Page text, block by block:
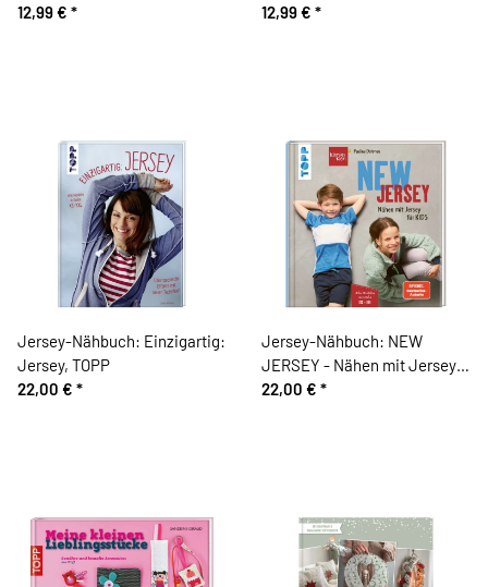
12,99 € *
12,99 € *
Jersey-Nähbuch: Einzigartig:
Jersey, TOPP
22,00 € *
Jersey-Nähbuch: NEW
JERSEY - Nähen mit Jersey
für Kids, TOPP
22,00 € *